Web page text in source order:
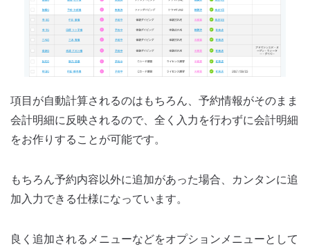
項目が自動計算されるのはもちろん、予約情報がそのまま
会計明細に反映されるので、全く入力を行わずに会計明細
をお作りすることが可能です。
もちろん予約内容以外に追加があった場合、カンタンに追
加入力できる仕様になっています。
良く追加されるメニューなどをオプションメニューとして